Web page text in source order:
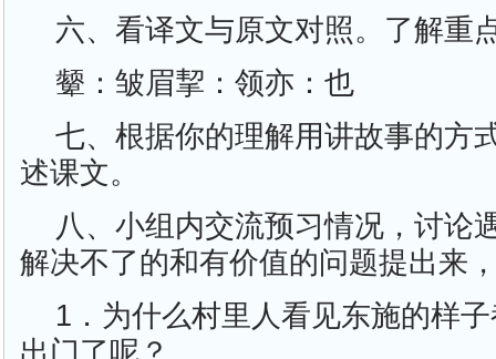
六、看译文与原文对照。了解重
颦：皱眉挈：领亦：也
七、根据你的理解用讲故事的方
述课文。
八、小组内交流预习情况，讨论
解决不了的和有价值的问题提出来
1．为什么村里人看见东施的样
出门了呢？